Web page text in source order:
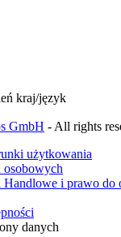
kraj/język
GmbH - All rights
użytkowania
osobowych
i prawo do
danych